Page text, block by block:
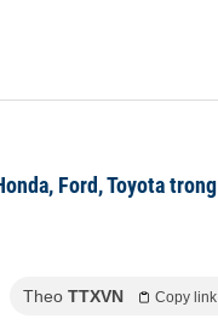
Ford, Toyota trong
Theo TTXVN Copy link